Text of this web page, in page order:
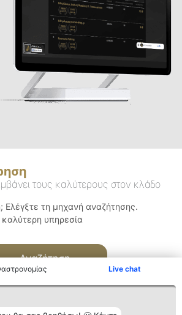
Live chat
τους καλύτερους στον κλάδο
Ελέγξτε τη μηχανή αναζήτησης.
υπηρεσία
Αναζήτηση